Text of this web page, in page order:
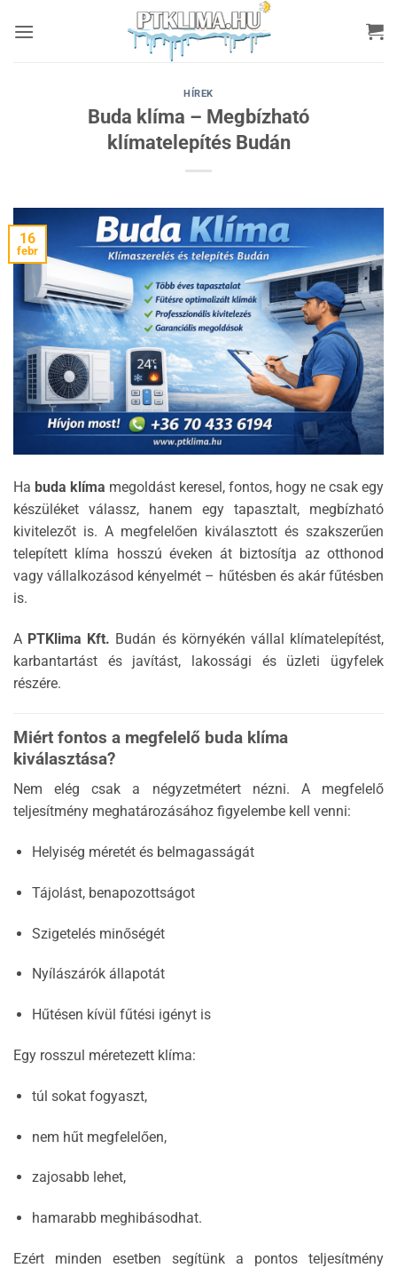
HÍREK
Buda klíma – Megbízható
klímatelepítés Budán
16
febr
Ha buda klíma megoldást keresel, fontos, hogy ne csak egy
készüléket válassz, hanem egy tapasztalt, megbízható
kivitelezőt is. A megfelelően kiválasztott és szakszerűen
telepített klíma hosszú éveken át biztosítja az otthonod
vagy vállalkozásod kényelmét – hűtésben és akár fűtésben
is.
A PTKlima Kft. Budán és környékén vállal klímatelepítést,
karbantartást és javítást, lakossági és üzleti ügyfelek
részére.
Miért fontos a megfelelő buda klíma
kiválasztása?
Nem elég csak a négyzetmétert nézni. A megfelelő
teljesítmény meghatározásához figyelembe kell venni:
Helyiség méretét és belmagasságát
Tájolást, benapozottságot
Szigetelés minőségét
Nyílászárók állapotát
Hűtésen kívül fűtési igényt is
Egy rosszul méretezett klíma:
túl sokat fogyaszt,
nem hűt megfelelően,
zajosabb lehet,
hamarabb meghibásodhat.
Ezért minden esetben segítünk a pontos teljesítmény